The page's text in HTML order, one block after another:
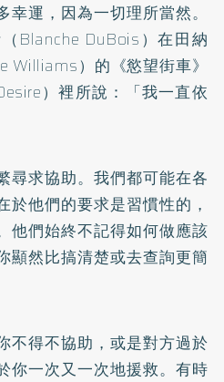
運，因為一切理所當然。
Blanche DuBois）在田納
Williams）的《慾望街車》
）裡所說：「我一直依
尋求協助。我們都可能在各
於他們的要求是習慣性的，
他們始終不記得如何做應該
顯然比搞清楚或去查詢更簡
不得不協助，或是對方過於
你一次又一次地援救。有時